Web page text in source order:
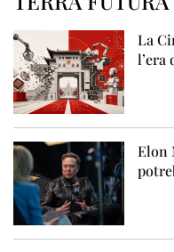
La
l’era
Elon